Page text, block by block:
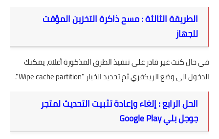
الطريقة الثالثة : مسح ذاكرة التخزين المؤقت
للجهاز
في حال كنت غير قادر على تنفيذ الطرق المذكورة أعلاه، يمكنك
الدخول الى وضع الريكفري ثم تحديد الخيار "Wipe cache partition".
الحل الرابع : إلغاء وإعادة تثبيت التحديث لمتجر
جوجل بلي Google Play